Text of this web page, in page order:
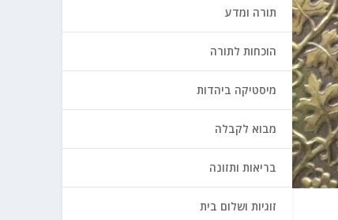
תורה ומדע
הוכחות לתורה
מיסטיקה ביהדות
מבוא לקבלה
בריאות ותזונה
זוגיות ושלום בית